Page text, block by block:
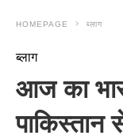
HOMEPAGE ब्लाग
ब्लाग
आज का
पाकिस्तान